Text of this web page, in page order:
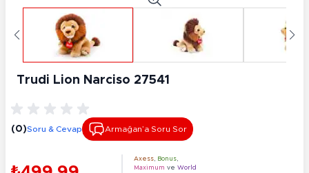
Trudi Lion Narciso 27541
(0)Soru & Cevap Armağan’a Soru Sor
Axess Bonus
Maximum ve World